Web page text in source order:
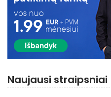
Naujausi straipsniai